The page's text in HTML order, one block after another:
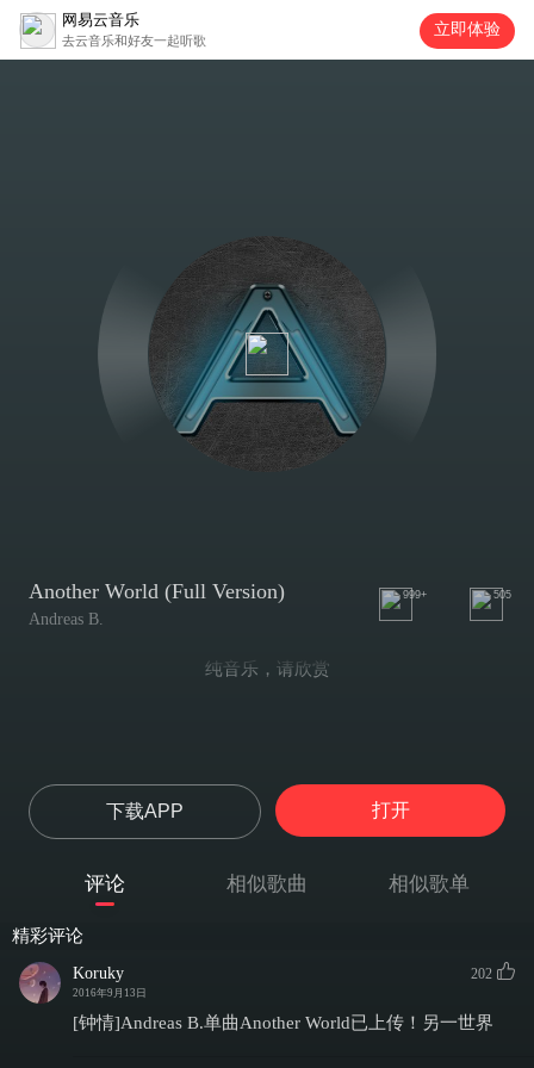
网易云音乐
去云音乐和好友一起听歌
立即体验
Another World (Full Version)
Andreas B.
999+ 505
纯音乐，请欣赏
下载APP 打开
评论 相似歌曲 相似歌单
精彩评论
Koruky
2016年9月13日
202
[钟情]Andreas B.单曲Another World已上传！另一世界